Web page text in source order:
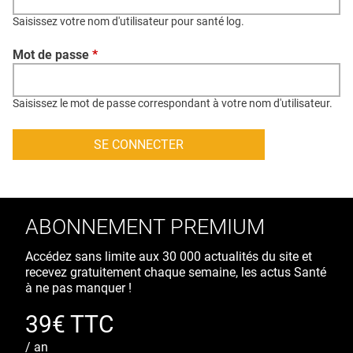
CONTACT
CRÉDITS
Saisissez votre nom d'utilisateur pour santé log.
Mot de passe *
Saisissez le mot de passe correspondant à votre nom d'utilisateur.
ABONNEMENT PREMIUM
Accédez sans limite aux 30 000 actualités du site et
recevez gratuitement chaque semaine, les actus Santé
à ne pas manquer !
39€ TTC
/ an